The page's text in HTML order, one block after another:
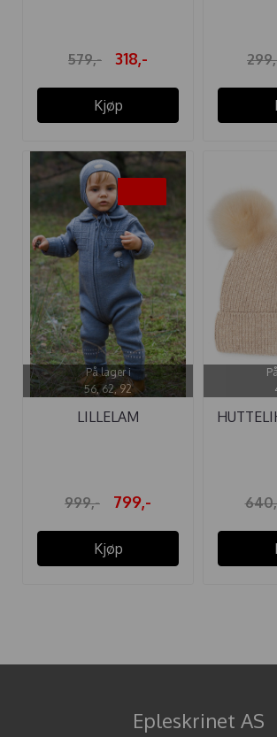
579,- 318,-
Kjøp
På lager i
56, 62, 92
LILLELAM
999,- 799,-
Kjøp
Epleskrinet AS